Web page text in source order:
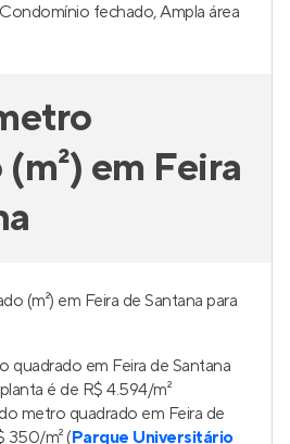
fechado, Ampla área
em Feira
(m²) em Feira de Santana para
quadrado em Feira de Santana
é de R$ 4.594/m²
metro quadrado em Feira de
350/m² (Parque Universitário